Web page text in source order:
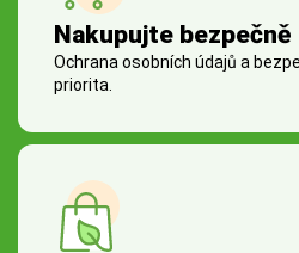
Nakupujte bezpečně
Ochrana osobních údajů a
priorita.